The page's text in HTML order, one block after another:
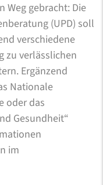
Weg gebracht: Die
(UPD) soll
verschiedene
zu verlässlichen
Ergänzend
Nationale
oder das
Gesundheit“
im